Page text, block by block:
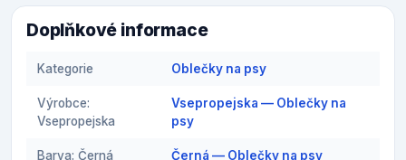
Doplňkové informace
Kategorie Oblečky na psy
Výrobce:
Vsepropejska
Vsepropejska — Oblečky na
psy
Barva: Černá Černá — Oblečky na psy